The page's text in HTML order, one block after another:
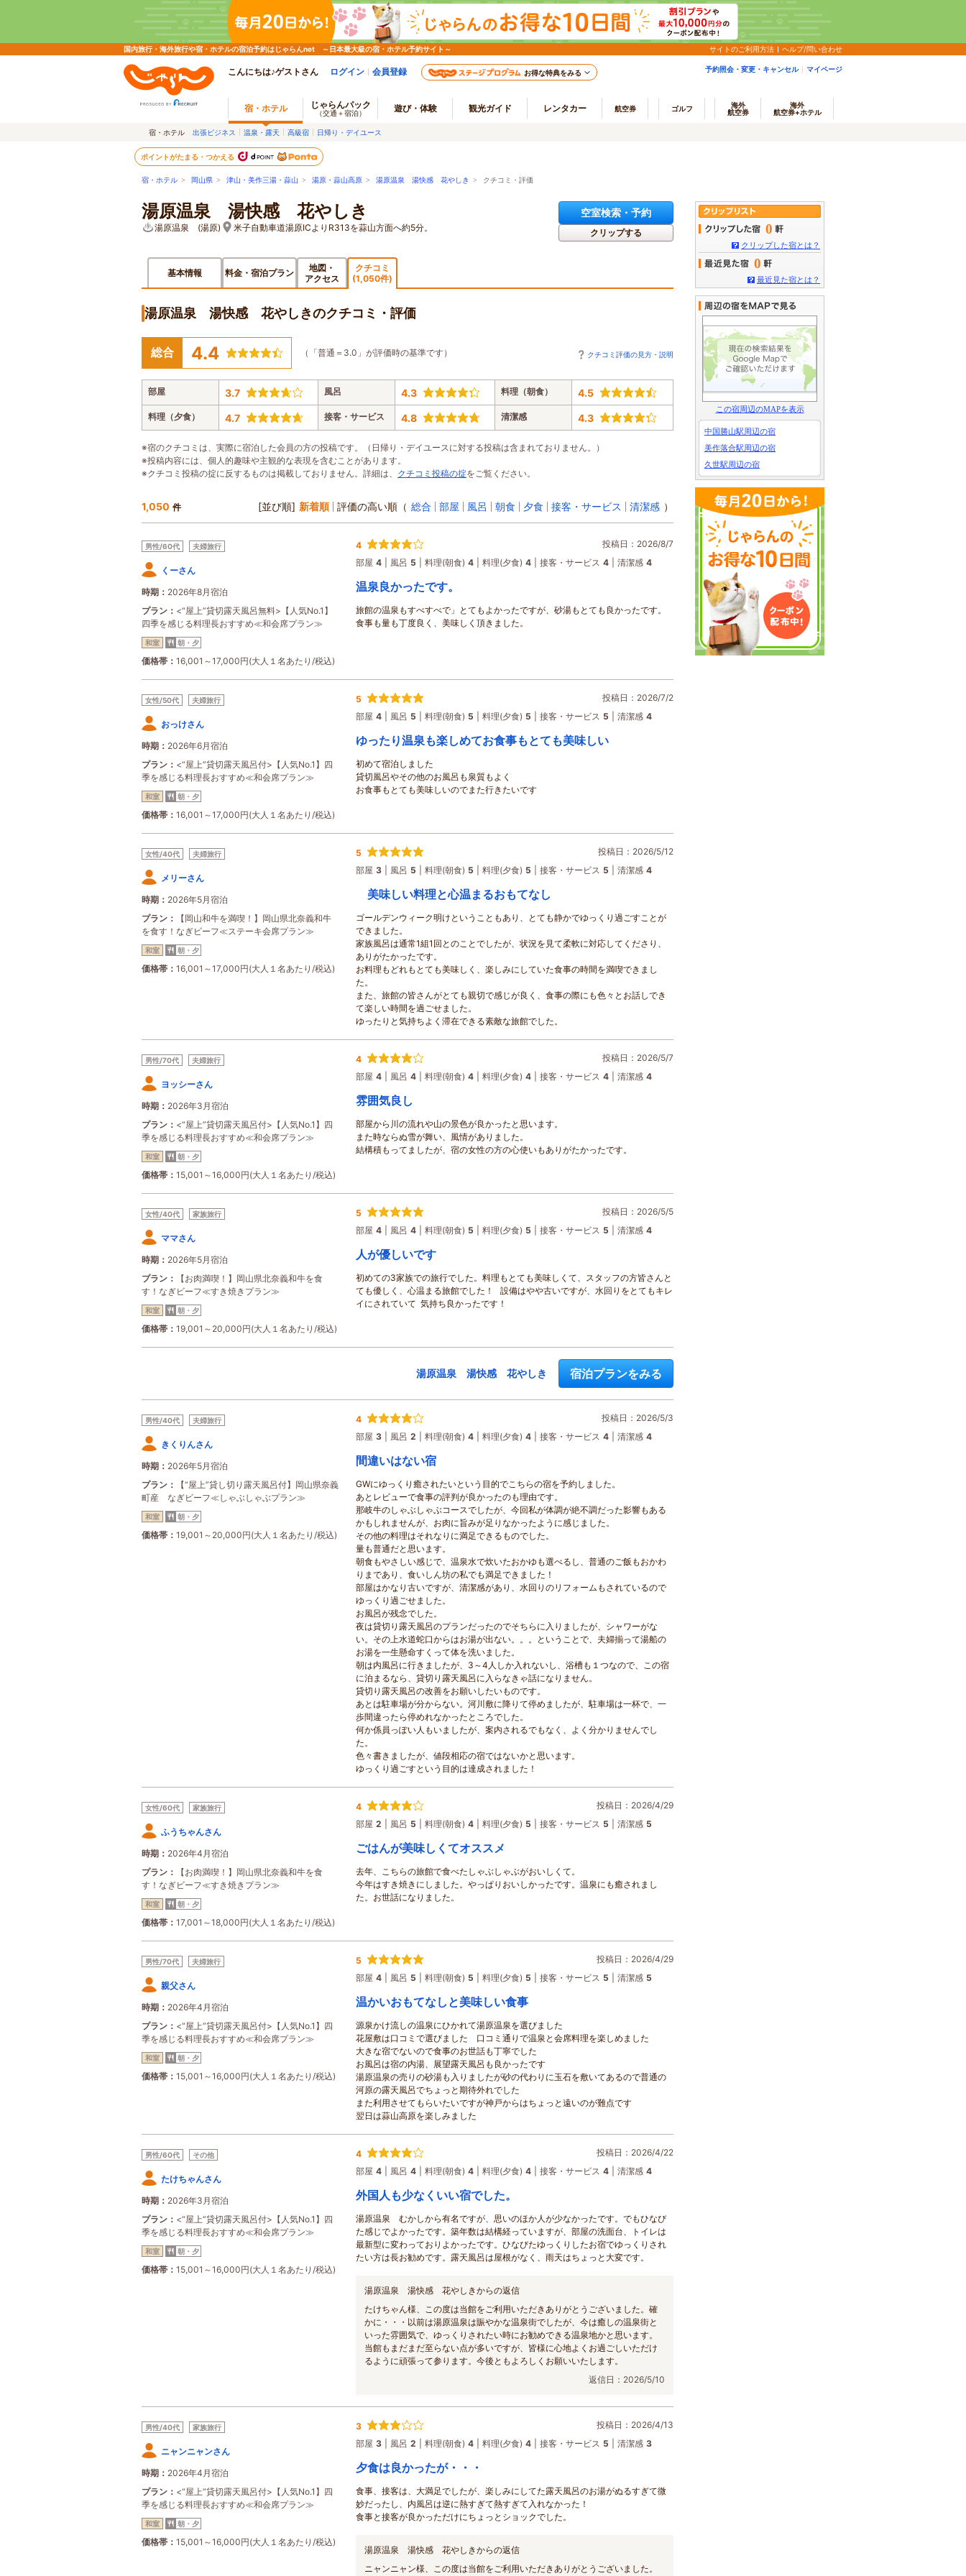
国内旅行・海外旅行や宿・ホテルの宿泊予約はじゃらんnet ～日本最大級の宿・ホテル予約サイト～ サイトのご利用方法 ヘルプ/問い合わせ
こんにちは♪ゲストさん ログイン 会員登録 お得な特典をみる 予約照会・変更・キャンセル マイページ
宿・ホテル じゃらんパック
（交通＋宿泊） 遊び・体験 観光ガイド レンタカー 航空券 ゴルフ
海外
航空券
海外
航空券+ホテル
宿・ホテル 出張ビジネス 温泉・露天 高級宿 日帰り・デイユース
ポイントがたまる・つかえる
宿・ホテル > 岡山県 > 津山・美作三湯・蒜山 > 湯原・蒜山高原 > 湯原温泉 湯快感 花やしき > クチコミ・評価
湯原温泉 湯快感 花やしき
湯原温泉 (湯原) 米子自動車道湯原ICよりR313を蒜山方面へ約5分。
空室検索・予約
クリップする
基本情報 料金・宿泊プラン
地図・
アクセス
クチコミ
(1,050件)
湯原温泉 湯快感 花やしきのクチコミ・評価
総合 4.4 （「普通＝3.0」が評価時の基準です） クチコミ評価の見方・説明
部屋 3.7 風呂 4.3 料理（朝食） 4.5
料理（夕食） 4.7 接客・サービス 4.8 清潔感 4.3
※宿のクチコミは、実際に宿泊した会員の方の投稿です。（日帰り・デイユースに対する投稿は含まれておりません。）
※投稿内容には、個人的趣味や主観的な表現を含むことがあります。
※クチコミ投稿の掟に反するものは掲載しておりません。詳細は、 クチコミ投稿の掟をご覧ください。
1,050 件 [並び順] 新着順 評価の高い順 （ 総合 部屋 風呂 朝食 夕食 接客・サービス 清潔感 ）
男性/60代 夫婦旅行
くーさん
時期
2026年8月宿泊
プラン
<“屋上”貸切露天風呂無料>【人気No.1】
四季を感じる料理長おすすめ≪和会席プラン≫
和室 朝・夕
価格帯 16,001～17,000円(大人１名あたり/税込)
4
投稿日：2026/8/7
部屋 4 風呂 5 料理(朝食) 4 料理(夕食) 4 接客・サービス 4 清潔感 4
温泉良かったです。
旅館の温泉もすべすべで」とてもよかったですが、砂湯もとても良かったです。
食事も量も丁度良く、美味しく頂きました。
女性/50代 夫婦旅行
おっけさん
時期
2026年6月宿泊
プラン
<“屋上”貸切露天風呂付>【人気No.1】四
季を感じる料理長おすすめ≪和会席プラン≫
和室 朝・夕
価格帯 16,001～17,000円(大人１名あたり/税込)
5
投稿日：2026/7/2
部屋 4 風呂 5 料理(朝食) 5 料理(夕食) 5 接客・サービス 5 清潔感 4
ゆったり温泉も楽しめてお食事もとても美味しい
初めて宿泊しました
貸切風呂やその他のお風呂も泉質もよく
お食事もとても美味しいのでまた行きたいです
女性/40代 夫婦旅行
メリーさん
時期
2026年5月宿泊
プラン
【岡山和牛を満喫！】岡山県北奈義和牛
を食す！なぎビーフ≪ステーキ会席プラン≫
和室 朝・夕
価格帯 16,001～17,000円(大人１名あたり/税込)
5
投稿日：2026/5/12
部屋 3 風呂 5 料理(朝食) 5 料理(夕食) 5 接客・サービス 5 清潔感 4
美味しい料理と心温まるおもてなし
ゴールデンウィーク明けということもあり、とても静かでゆっくり過ごすことが
できました。
家族風呂は通常1組1回とのことでしたが、状況を見て柔軟に対応してくださり、
ありがたかったです。
お料理もどれもとても美味しく、楽しみにしていた食事の時間を満喫できまし
た。
また、旅館の皆さんがとても親切で感じが良く、食事の際にも色々とお話しでき
て楽しい時間を過ごせました。
ゆったりと気持ちよく滞在できる素敵な旅館でした。
男性/70代 夫婦旅行
ヨッシーさん
時期
2026年3月宿泊
プラン
<“屋上”貸切露天風呂付>【人気No.1】四
季を感じる料理長おすすめ≪和会席プラン≫
和室 朝・夕
価格帯 15,001～16,000円(大人１名あたり/税込)
4
投稿日：2026/5/7
部屋 4 風呂 4 料理(朝食) 4 料理(夕食) 4 接客・サービス 4 清潔感 4
雰囲気良し
部屋から川の流れや山の景色が良かったと思います。
また時ならぬ雪が舞い、風情がありました。
結構積もってましたが、宿の女性の方の心使いもありがたかったです。
女性/40代 家族旅行
ママさん
時期
2026年5月宿泊
プラン
【お肉満喫！】岡山県北奈義和牛を食
す！なぎビーフ≪すき焼きプラン≫
和室 朝・夕
価格帯 19,001～20,000円(大人１名あたり/税込)
5
投稿日：2026/5/5
部屋 4 風呂 4 料理(朝食) 5 料理(夕食) 5 接客・サービス 5 清潔感 4
人が優しいです
初めての3家族での旅行でした。料理もとても美味しくて、スタッフの方皆さんと
ても優しく、心温まる旅館でした！ 設備はやや古いですが、水回りをとてもキレ
イにされていて 気持ち良かったです！
湯原温泉 湯快感 花やしき 宿泊プランをみる
男性/40代 夫婦旅行
きくりんさん
時期
2026年5月宿泊
プラン
【“屋上”貸し切り露天風呂付】岡山県奈義
町産 なぎビーフ≪しゃぶしゃぶプラン≫
和室 朝・夕
価格帯 19,001～20,000円(大人１名あたり/税込)
4
投稿日：2026/5/3
部屋 3 風呂 2 料理(朝食) 4 料理(夕食) 4 接客・サービス 4 清潔感 4
間違いはない宿
GWにゆっくり癒されたいという目的でこちらの宿を予約しました。
あとレビューで食事の評判が良かったのも理由です。
那岐牛のしゃぶしゃぶコースでしたが、今回私が体調が絶不調だった影響もある
かもしれませんが、お肉に旨みが足りなかったように感じました。
その他の料理はそれなりに満足できるものでした。
量も普通だと思います。
朝食もやさしい感じで、温泉水で炊いたおかゆも選べるし、普通のご飯もおかわ
りまであり、食いしん坊の私でも満足できました！
部屋はかなり古いですが、清潔感があり、水回りのリフォームもされているので
ゆっくり過ごせました。
お風呂が残念でした。
夜は貸切り露天風呂のプランだったのでそちらに入りましたが、シャワーがな
い。その上水道蛇口からはお湯が出ない。。。ということで、夫婦揃って湯船の
お湯を一生懸命すくって体を洗いました。
朝は内風呂に行きましたが、3～4人しか入れないし、浴槽も１つなので、この宿
に泊まるなら、貸切り露天風呂に入らなきゃ話になりません。
貸切り露天風呂の改善をお願いしたいものです。
あとは駐車場が分からない。河川敷に降りて停めましたが、駐車場は一杯で、一
歩間違ったら停めれなかったところでした。
何か係員っぽい人もいましたが、案内されるでもなく、よく分かりませんでし
た。
色々書きましたが、値段相応の宿ではないかと思います。
ゆっくり過ごすという目的は達成されました！
女性/60代 家族旅行
ふうちゃんさん
時期
2026年4月宿泊
プラン
【お肉満喫！】岡山県北奈義和牛を食
す！なぎビーフ≪すき焼きプラン≫
和室 朝・夕
価格帯 17,001～18,000円(大人１名あたり/税込)
4
投稿日：2026/4/29
部屋 2 風呂 5 料理(朝食) 4 料理(夕食) 5 接客・サービス 5 清潔感 5
ごはんが美味しくてオススメ
去年、こちらの旅館で食べたしゃぶしゃぶがおいしくて。
今年はすき焼きにしました。やっぱりおいしかったです。温泉にも癒されまし
た。お世話になりました。
男性/70代 夫婦旅行
親父さん
時期
2026年4月宿泊
プラン
<“屋上”貸切露天風呂付>【人気No.1】四
季を感じる料理長おすすめ≪和会席プラン≫
和室 朝・夕
価格帯 15,001～16,000円(大人１名あたり/税込)
5
投稿日：2026/4/29
部屋 4 風呂 5 料理(朝食) 5 料理(夕食) 5 接客・サービス 5 清潔感 5
温かいおもてなしと美味しい食事
源泉かけ流しの温泉にひかれて湯原温泉を選びました
花屋敷は口コミで選びました 口コミ通りで温泉と会席料理を楽しめました
大きな宿でないので食事のお世話も丁寧でした
お風呂は宿の内湯、展望露天風呂も良かったです
湯原温泉の売りの砂湯も入りましたが砂の代わりに玉石を敷いてあるので普通の
河原の露天風呂でちょっと期待外れでした
また利用させてもらいたいですが神戸からはちょっと遠いのが難点です
翌日は蒜山高原を楽しみました
男性/60代 その他
たけちゃんさん
時期
2026年3月宿泊
プラン
<“屋上”貸切露天風呂付>【人気No.1】四
季を感じる料理長おすすめ≪和会席プラン≫
和室 朝・夕
価格帯 15,001～16,000円(大人１名あたり/税込)
4
投稿日：2026/4/22
部屋 4 風呂 4 料理(朝食) 4 料理(夕食) 4 接客・サービス 4 清潔感 4
外国人も少なくいい宿でした。
湯原温泉 むかしから有名ですが、思いのほか人が少なかったです。でもひなび
た感じでよかったです。築年数は結構経っていますが、部屋の洗面台、トイレは
最新型に変わっておりよかったです。ひなびたゆっくりしたお宿でゆっくりされ
たい方は長お勧めです。露天風呂は屋根がなく、雨天はちょっと大変です。
湯原温泉 湯快感 花やしきからの返信
たけちゃん様、この度は当館をご利用いただきありがとうございました。確
かに・・・以前は湯原温泉は賑やかな温泉街でしたが、今は癒しの温泉街と
いった雰囲気で、ゆっくりされたい時にお勧めできる温泉地かと思います。
当館もまだまだ至らない点が多いですが、皆様に心地よくお過ごしいただけ
るように頑張って参ります。今後ともよろしくお願いいたします。
返信日：2026/5/10
男性/40代 家族旅行
ニャンニャンさん
時期
2026年4月宿泊
プラン
<“屋上”貸切露天風呂付>【人気No.1】四
季を感じる料理長おすすめ≪和会席プラン≫
和室 朝・夕
価格帯 15,001～16,000円(大人１名あたり/税込)
3
投稿日：2026/4/13
部屋 3 風呂 2 料理(朝食) 4 料理(夕食) 4 接客・サービス 5 清潔感 3
夕食は良かったが・・・
食事、接客は、大満足でしたが、楽しみにしてた露天風呂のお湯がぬるすぎて微
妙だったし、内風呂は逆に熱すぎて熱すぎて入れなかった！
食事と接客が良かっただけにちょっとショックでした。
湯原温泉 湯快感 花やしきからの返信
ニャンニャン様、この度は当館をご利用いただきありがとうございました。
0
クリップした宿とは？
0
最近見た宿とは？
この宿周辺のMAPを表示
中国勝山駅周辺の宿
美作落合駅周辺の宿
久世駅周辺の宿